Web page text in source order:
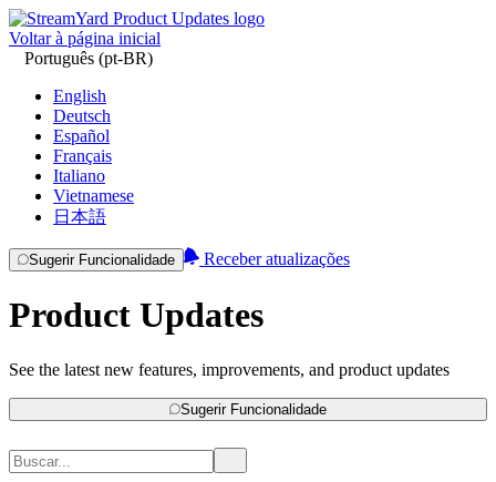
Voltar à página inicial
Português (pt-BR)
English
Deutsch
Español
Français
Italiano
Vietnamese
日本語
Sugerir Funcionalidade Receber atualizações
Product Updates
See the latest new features, improvements, and product updates
Sugerir Funcionalidade